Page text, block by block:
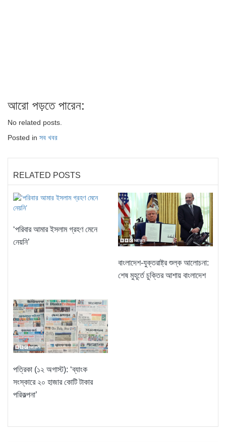
আরো পড়তে পারেন:
No related posts.
Posted in সব খবর
RELATED POSTS
‘পরিবার আমার ইসলাম গ্রহণ মেনে
নেয়নি’
বাংলাদেশ-যুক্তরাষ্ট্র শুল্ক আলোচনা:
শেষ মুহূর্তে চুক্তির আশায় বাংলাদেশ
পত্রিকা (১২ অগাস্ট): ‘ব্যাংক
সংস্কারে ২০ হাজার কোটি টাকার
পরিকল্পনা’